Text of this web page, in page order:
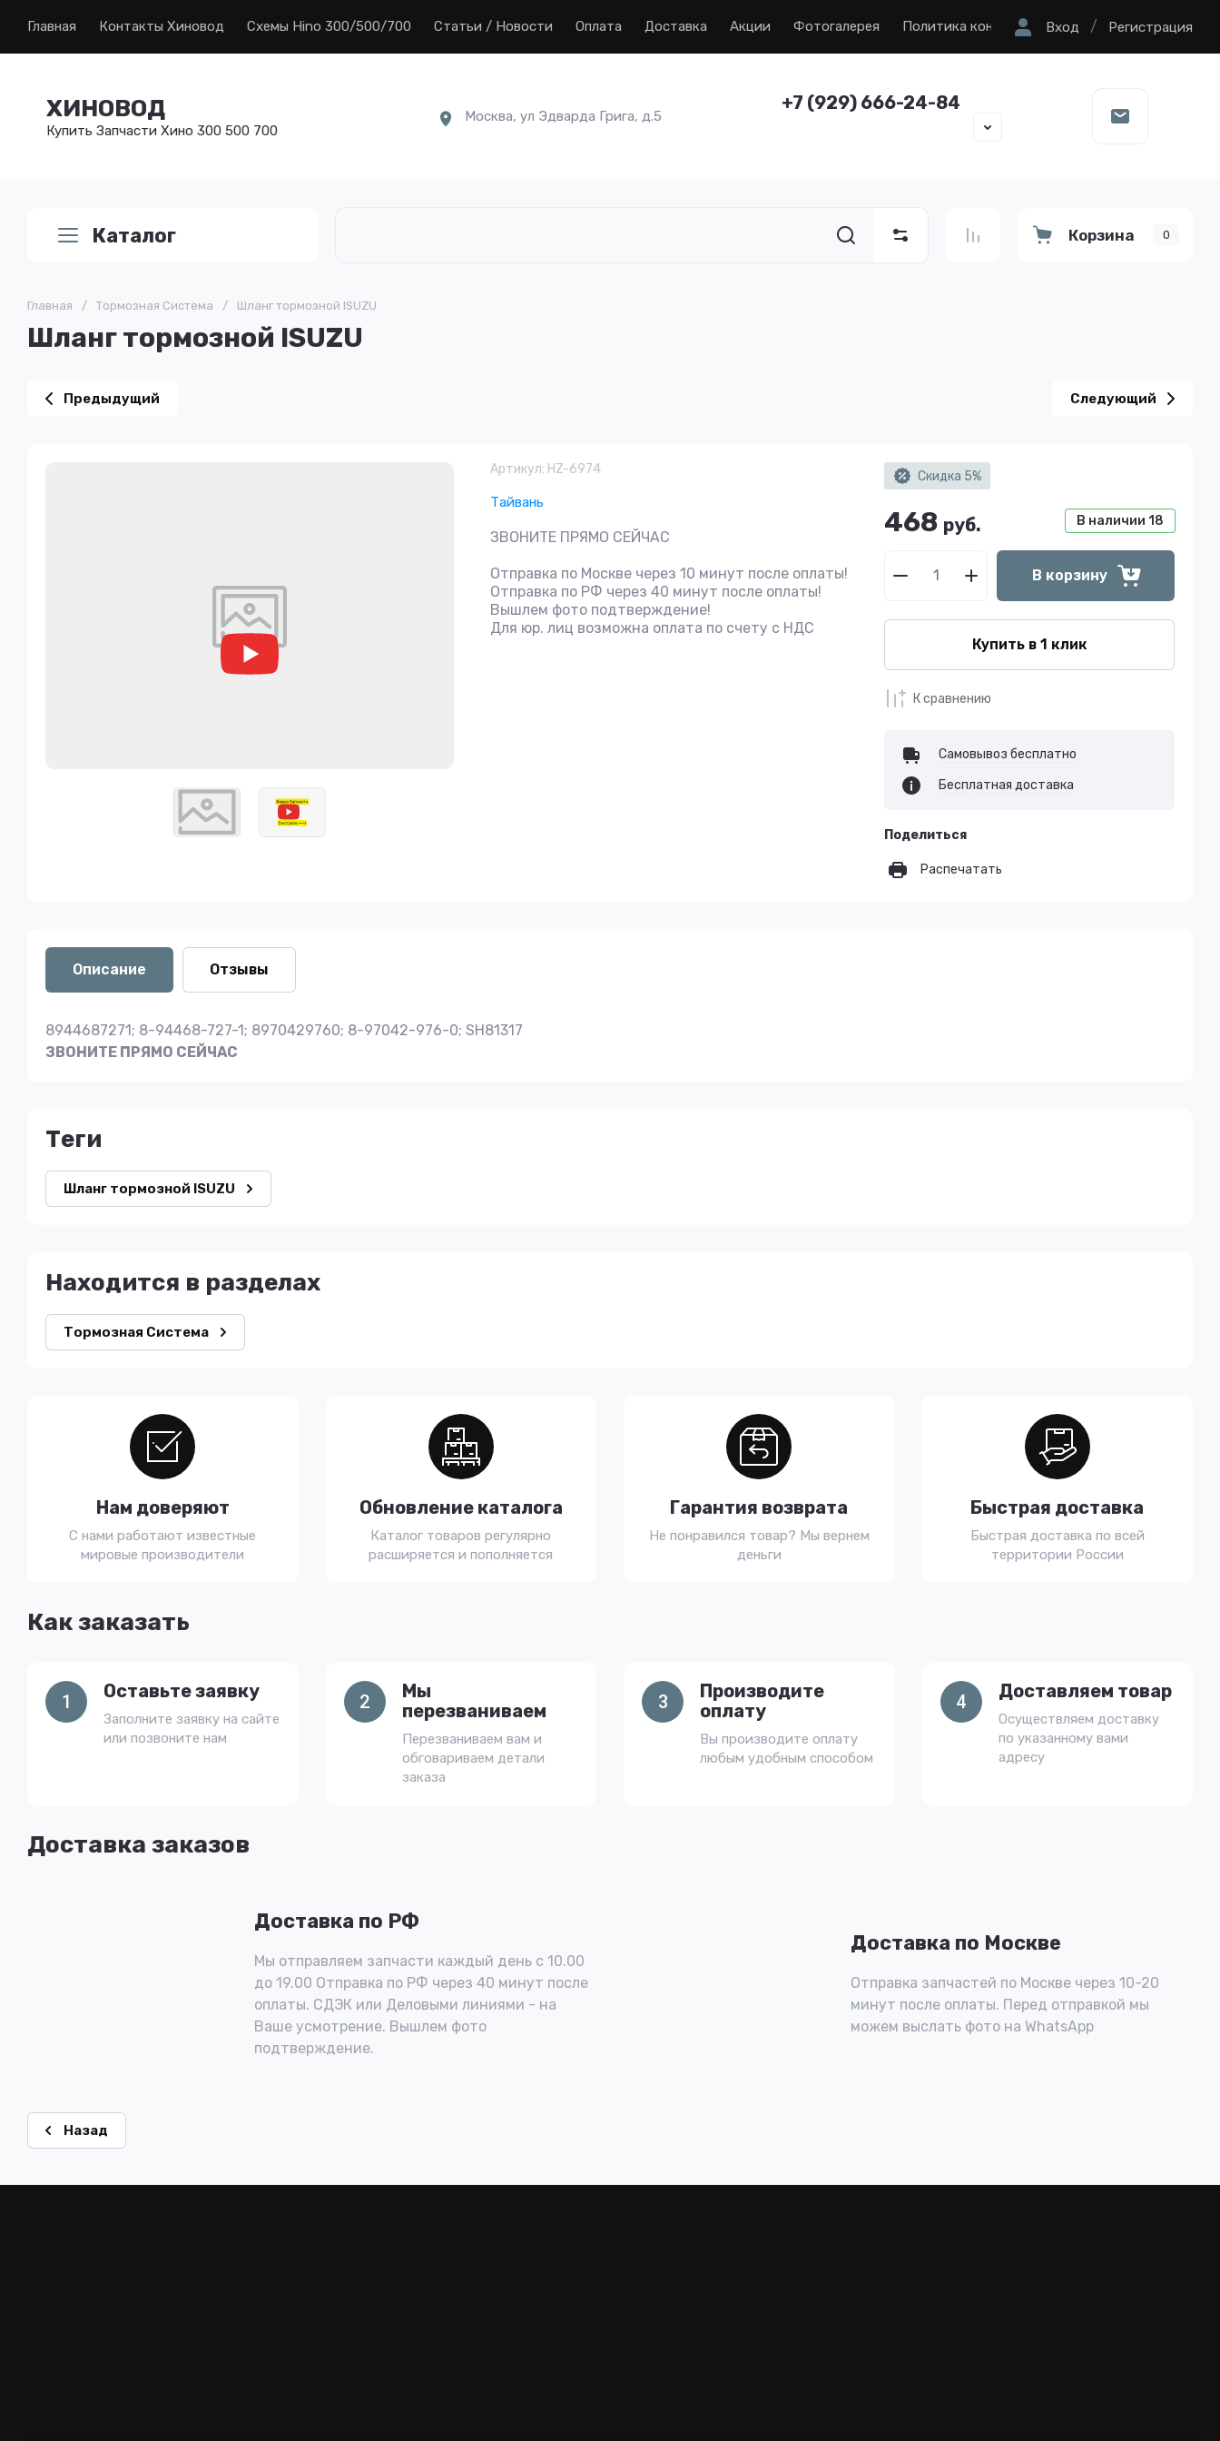
Главная Контакты Хиновод Схемы Hino 300/500/700 Статьи / Новости Оплата Доставка Акции Фотогалерея Политика конфиденциальности
Вход / Регистрация
ХИНОВОД
Купить Запчасти Хино 300 500 700
Москва, ул Эдварда Грига, д.5
+7 (929) 666-24-84
Каталог Корзина 0
Главная / Тормозная Система / Шланг тормозной ISUZU
Шланг тормозной ISUZU
Предыдущий Следующий
Артикул: HZ-6974
Тайвань
ЗВОНИТЕ ПРЯМО СЕЙЧАС
Отправка по Москве через 10 минут после оплаты!
Отправка по РФ через 40 минут после оплаты!
Вышлем фото подтверждение!
Для юр. лиц возможна оплата по счету с НДС
Скидка 5%
В наличии 18
468 руб.
В корзину
Купить в 1 клик
К сравнению
Самовывоз бесплатно
Бесплатная доставка
Поделиться
Распечатать
Описание Отзывы
8944687271; 8-94468-727-1; 8970429760; 8-97042-976-0; SH81317
ЗВОНИТЕ ПРЯМО СЕЙЧАС
теги
Шланг тормозной ISUZU
Находится в разделах
Тормозная Система
Доставка заказов
Доставка по РФ
Мы отправляем запчасти каждый день с 10.00
до 19.00 Отправка по РФ через 40 минут после
оплаты. СДЭК или Деловыми линиями - на
Ваше усмотрение. Вышлем фото
подтверждение.
Доставка по Москве
Отправка запчастей по Москве через 10-20
минут после оплаты. Перед отправкой мы
можем выслать фото на WhatsApp
Как заказать
1 Оставьте заявку
Заполните заявку на сайте
или позвоните нам
2
Мы
перезваниваем
Перезваниваем вам и
обговариваем детали
заказа
3
Производите
оплату
Вы производите оплату
любым удобным способом
4 Доставляем товар
Осуществляем доставку
по указанному вами
адресу
Нам доверяют
С нами работают известные
мировые производители
Обновление каталога
Каталог товаров регулярно
расширяется и пополняется
Гарантия возврата
Не понравился товар? Мы вернем
деньги
Быстрая доставка
Быстрая доставка по всей
территории России
Назад